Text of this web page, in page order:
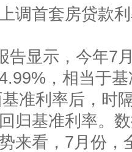
首套房贷款
显示，今年7
，相当于
准利率后，时
归基准利率。
来看，7月份，